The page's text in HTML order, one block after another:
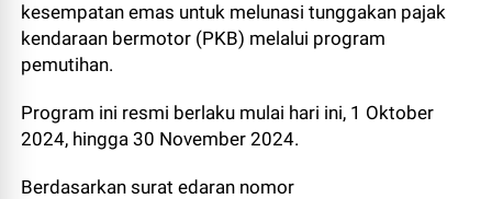
kesempatan emas untuk melunasi tunggakan pajak
kendaraan bermotor (PKB) melalui program
pemutihan.
Program ini resmi berlaku mulai hari ini, 1 Oktober
2024, hingga 30 November 2024.
Berdasarkan surat edaran nomor